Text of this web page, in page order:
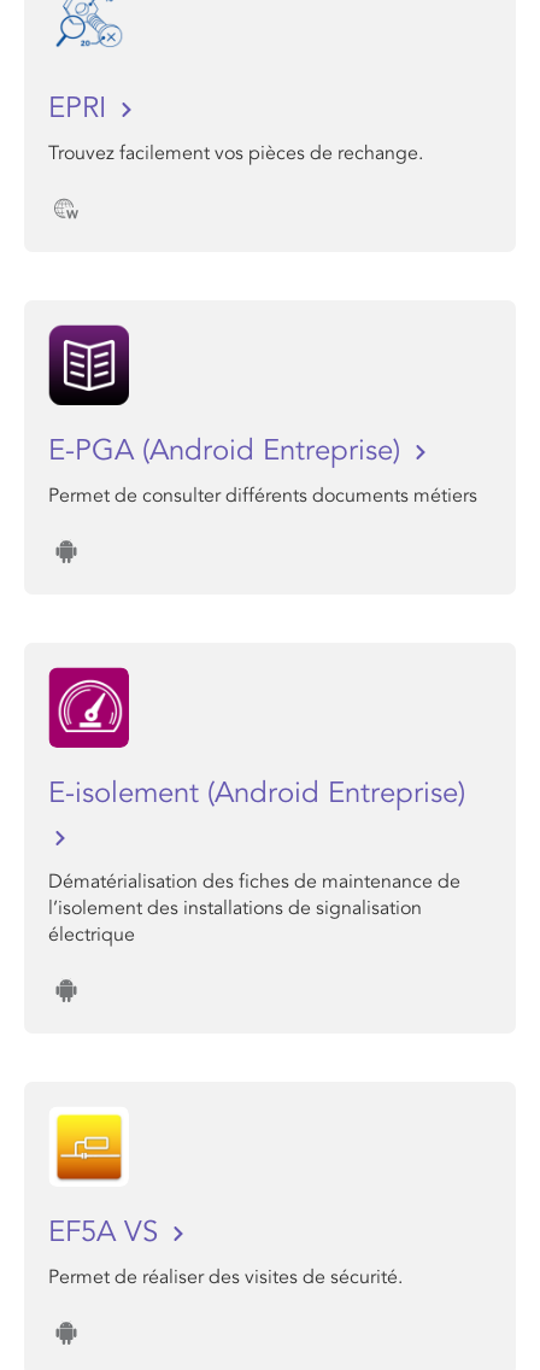
EPRI
Trouvez facilement vos pièces de rechange.
E-PGA (Android Entreprise)
Permet de consulter différents documents métiers
E-isolement (Android Entreprise)
Dématérialisation des fiches de maintenance de
l’isolement des installations de signalisation
électrique
EF5A VS
Permet de réaliser des visites de sécurité.